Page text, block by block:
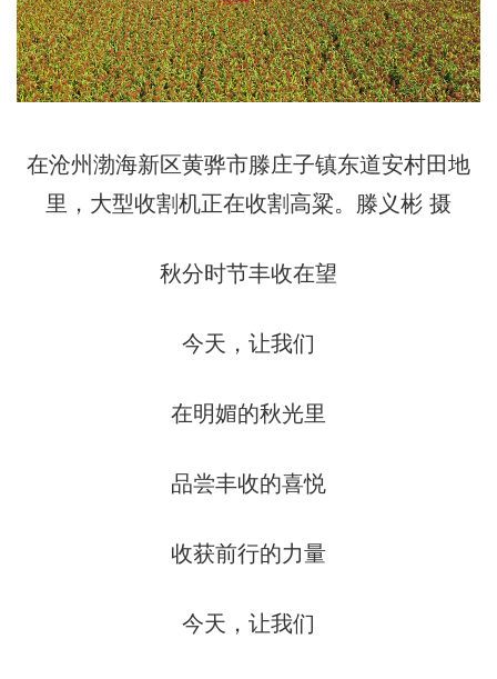
在沧州渤海新区黄骅市滕庄子镇东道安村田地
里，大型收割机正在收割高粱。滕义彬 摄
秋分时节丰收在望
今天，让我们
在明媚的秋光里
品尝丰收的喜悦
收获前行的力量
今天，让我们